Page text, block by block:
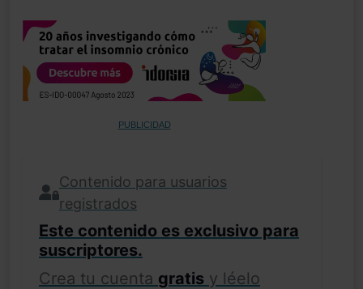
PUBLICIDAD
Contenido para usuarios
registrados
Este contenido es exclusivo para
suscriptores.
Crea tu cuenta gratis y léelo